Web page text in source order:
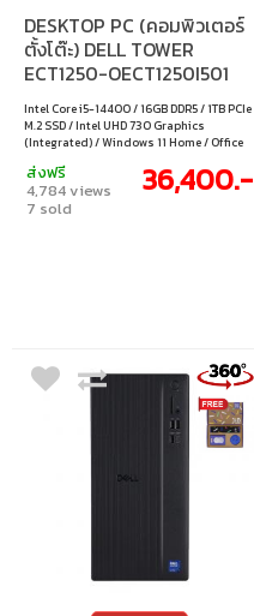
DESKTOP PC (คอมพิวเตอร์
ตั้งโต๊ะ) DELL TOWER
ECT1250-OECT1250I501
Intel Core i5-14400 / 16GB DDR5 / 1TB PCIe
M.2 SSD / Intel UHD 730 Graphics
(Integrated) / Windows 11 Home / Office
Basic
ส่งฟรี
4,784 views
7 sold
36,400.-